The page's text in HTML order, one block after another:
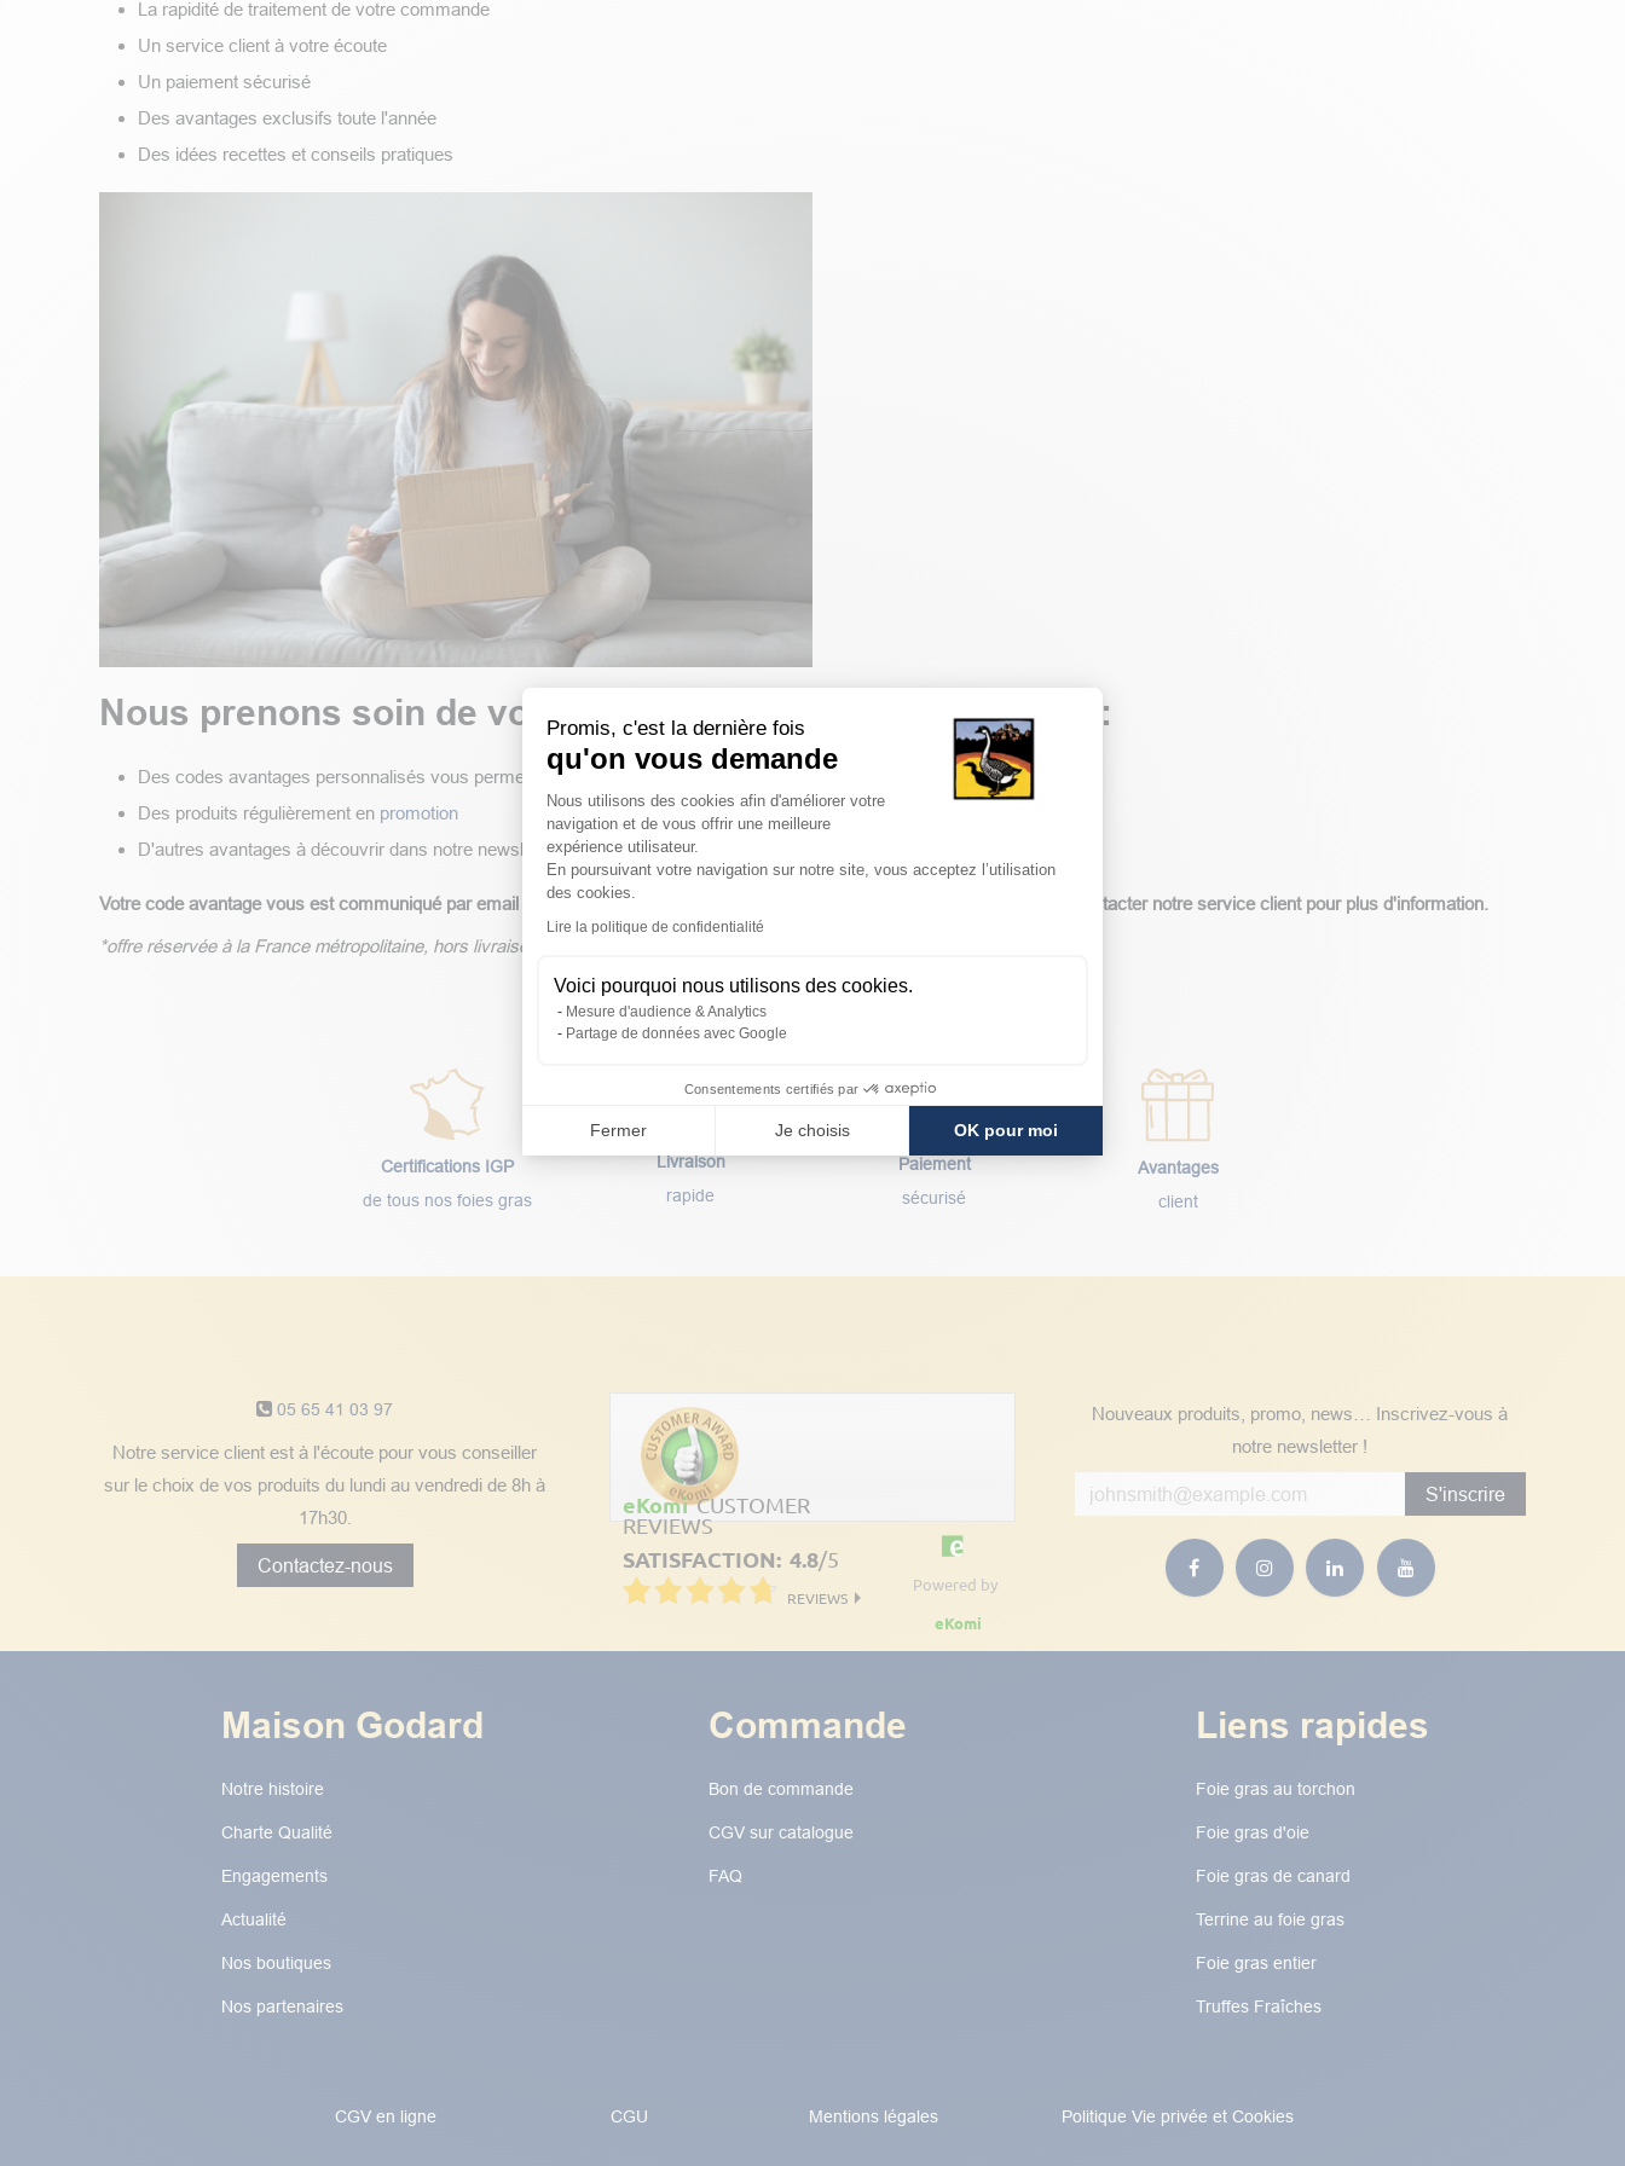
Promis, c'est la dernière fois
qu'on vous demande
Plateforme de Gestion du Consentement : Personnalisez vos Options
Nous utilisons des cookies afin d'améliorer votre
navigation et de vous offrir une meilleure
expérience utilisateur.
En poursuivant votre navigation sur notre site, vous acceptez l’utilisation
des cookies.
Lire la politique de confidentialité
Voici pourquoi nous utilisons des cookies.
Mesure d'audience & Analytics
Partage de données avec Google
Consentements certifiés par
Fermer Je choisis OK pour moi
Axeptio consent
La rapidité de traitement de votre commande
Un service client à votre écoute
Un paiement sécurisé
Des avantages exclusifs toute l'année
Des idées recettes et conseils pratiques
Nous prenons soin de vous avec des avantages exclusifs :
Des codes avantages personnalisés vous permettant de bénéficier de cadeaux, des frais port offerts*...
Des produits régulièrement en promotion
D'autres avantages à découvrir dans notre newsletter
Votre code avantage vous est communiqué par email et/ou par courrier (selon vos préférences de contact). N'hésitez pas à contacter notre service client pour plus d'information.
*offre réservée à la France métropolitaine, hors livraison express (Chronopost, Chronofresh).
Certifications IGP
de tous nos foies gras
Livraison
rapide
Paiement
sécurisé
Avantages
client
05 65 41 03 97
Notre service client est à l'écoute pour vous conseiller
sur le choix de vos produits du lundi au vendredi de 8h à
17h30.
Contactez-nous
eKomi CUSTOMER
REVIEWS
SATISFACTION: 4.8/5
REVIEWS
Powered by
eKomi
Nouveaux produits, promo, news… Inscrivez-vous à
notre newsletter !
S'inscrire
Maison Godard
Notre histoire
Charte Qualité
Engagements
Actualité
Nos boutiques
Nos partenaires
Commande
Bon de commande
CGV sur catalogue
FAQ
Liens rapides
Foie gras au torchon​​​​
Foie gras d'oie
Foie gras de canard
Terrine au foie gras
Foie gras entier
Truffes Fraîches
CGV en ligne CGU Mentions légales Politique Vie privée et Cookies